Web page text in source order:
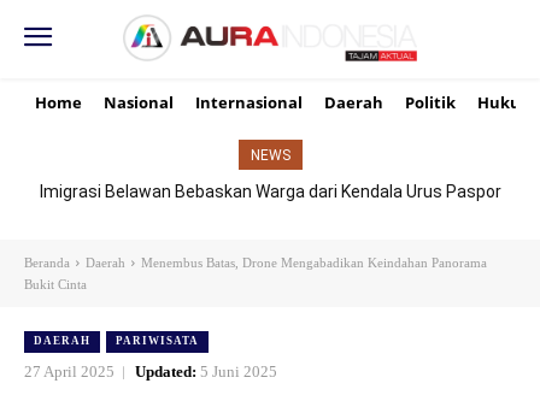
Home Nasional Internasional Daerah Politik Hukum
NEWS
Imigrasi Belawan Bebaskan Warga dari Kendala Urus Paspor
Beranda Daerah
Menembus Batas, Drone Mengabadikan Keindahan Panorama
Bukit Cinta
DAERAH PARIWISATA
27 April 2025 Updated: 5 Juni 2025